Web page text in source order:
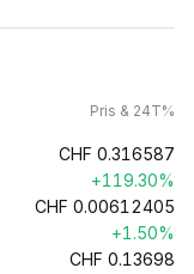
Pris & 24T%
CHF 0.316587
+119.30%
CHF 0.00612405
+1.50%
CHF 0.13698